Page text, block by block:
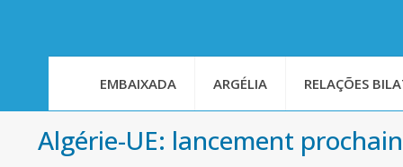
EMBAIXADA ARGÉLIA RELAÇÕES
Algérie-UE: lancement